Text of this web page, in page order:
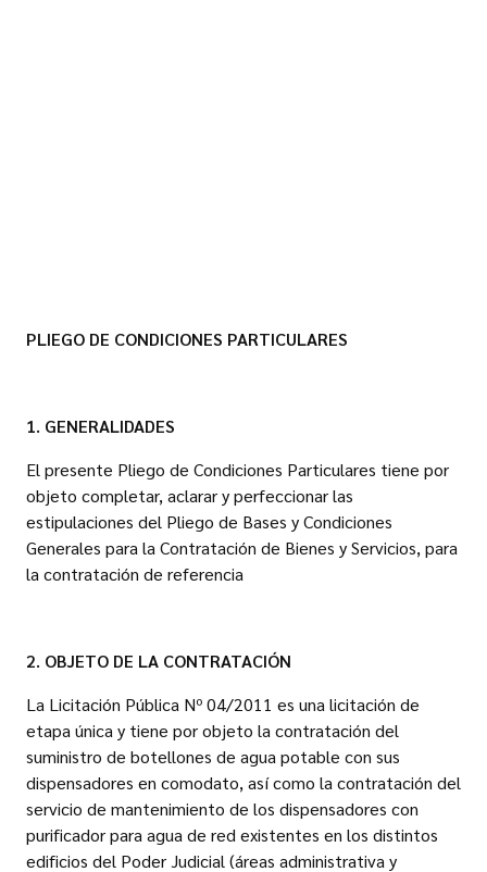
PLIEGO DE CONDICIONES PARTICULARES
1. GENERALIDADES
El presente Pliego de Condiciones Particulares tiene por
objeto completar, aclarar y perfeccionar las
estipulaciones del Pliego de Bases y Condiciones
Generales para la Contratación de Bienes y Servicios, para
la contratación de referencia
2. OBJETO DE LA CONTRATACIÓN
La Licitación Pública Nº 04/2011 es una licitación de
etapa única y tiene por objeto la contratación del
suministro de botellones de agua potable con sus
dispensadores en comodato, así como la contratación del
servicio de mantenimiento de los dispensadores con
purificador para agua de red existentes en los distintos
edificios del Poder Judicial (áreas administrativa y